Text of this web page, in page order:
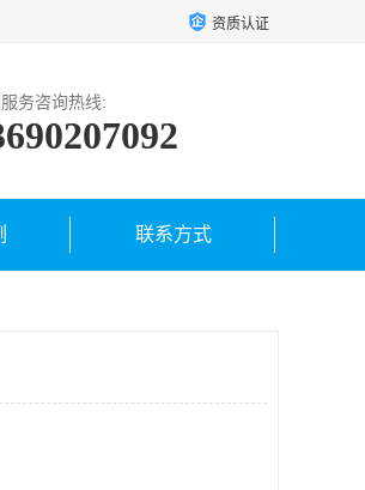
资质认证
务咨询热线:
联系方式